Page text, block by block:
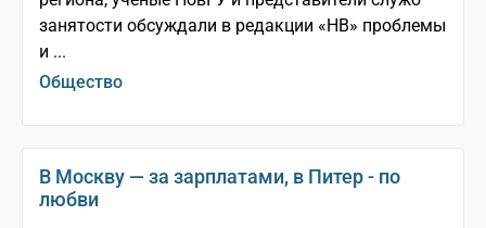
занятости обсуждали в редакции «НВ» проблемы
и ...
Общество
В Москву — за зарплатами, в Питер - по
любви